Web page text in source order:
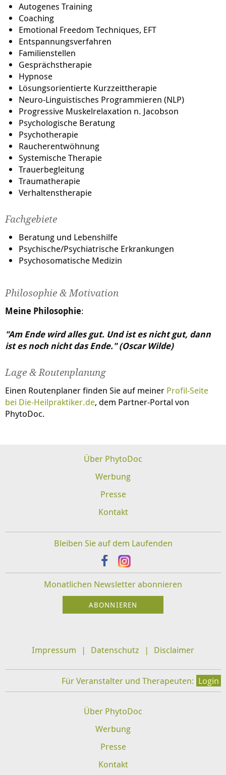
Energetische Psychotherapie
Klopfakupressur
Kinesiologischer Muskeltest
EFT
EDxTM
Systemische Aufstellungen
Anwendungsgebiete:
Die Anwendungsgebiete sind sehr vielfältig, z.B.:
psychische Probleme
Sinn- und Lebenskrisen
Burnout
Angststörungen und Phobien
Prüfungsangst und Lampenfieber
Depressionen
Midlife-Crisis
Veränderungsprozesse
Schlafstörungen
nervöse Unruhe
Mobbing
Autogenes Training
Coaching
Emotional Freedom Techniques, EFT
Entspannungsverfahren
Familienstellen
Gesprächstherapie
Hypnose
Lösungsorientierte Kurzzeittherapie
Neuro-Linguistisches Programmieren (NLP)
Progressive Muskelrelaxation n. Jacobson
Psychologische Beratung
Psychotherapie
Raucherentwöhnung
Systemische Therapie
Trauerbegleitung
Traumatherapie
Verhaltenstherapie
Fachgebiete
Beratung und Lebenshilfe
Psychische/Psychiatrische Erkrankungen
Psychosomatische Medizin
Philosophie & Motivation
Meine Philosophie:
"Am Ende wird alles gut. Und ist es nicht gut, dann
ist es noch nicht das Ende." (Oscar Wilde)
Lage & Routenplanung
Einen Routenplaner finden Sie auf meiner Profil-Seite
bei Die-Heilpraktiker.de, dem Partner-Portal von
PhytoDoc.
Über PhytoDoc
Werbung
Presse
Kontakt
Bleiben Sie auf dem Laufenden
Monatlichen Newsletter abonnieren
Impressum Datenschutz Disclaimer
Für Veranstalter und Therapeuten: Login
Über PhytoDoc
Werbung
Presse
Kontakt